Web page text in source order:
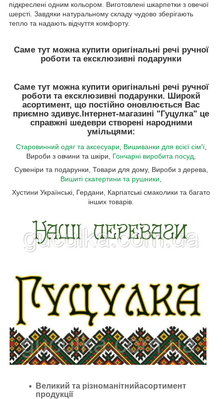
підкреслені одним кольором. Виготовлені шкарпетки з овечої
шерсті. Завдяки натуральному складу чудово зберігають
тепло та надають відчуття комфорту.
Саме тут можна купити оригінальні речі ручної
роботи та ексклюзивні подарунки
Саме тут можна купити оригінальні речі ручної
роботи та ексклюзивні подарунки. Широкй
асортимент, що постійно оновлюється Вас
приємно здивує.Інтернет-магазині "Гуцулка" це
справжні шедеври створені народними
умільцями:
Старовинний одяг та аксесуари Вишиванки для всієї сім'ї,
Вироби з овчини та шкіри,
Гончарні виробита посуд
Сувеніри та подарунки, Товари для дому, Вироби з дерева,
Вишиті скатертини та рушники
Хустини Українські, Гердани, Карпатські смаколики та багато
інших товарів.
Великий та різноманітнийасортимент
продукції